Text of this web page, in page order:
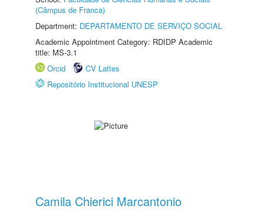
(Câmpus de Franca)
Department: DEPARTAMENTO DE SERVIÇO SOCIAL
Academic Appointment Category: RDIDP Academic
title: MS-3.1
Orcid
CV Lattes
Repositório Institucional UNESP
Camila Chierici Marcantonio